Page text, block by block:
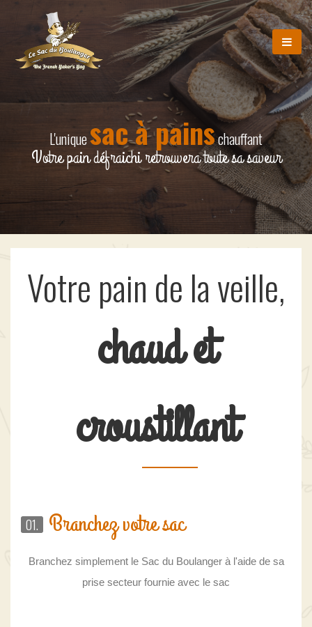
L'uniquesac à painschauffant
Votre pain défraichi retrouvera toute sa saveur
Votre pain de la veille,
chaud et
croustillant
01. Branchez votre sac
Branchez simplement le Sac du Boulanger à l'aide de sa
prise secteur fournie avec le sac